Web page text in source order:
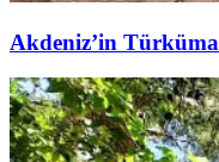
Akdeniz’in